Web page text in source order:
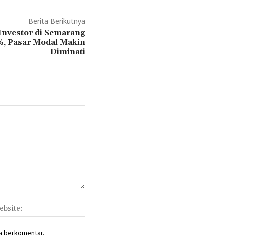
Berita Berikutnya
di Semarang
Pasar Modal Makin
Diminati
berkomentar.